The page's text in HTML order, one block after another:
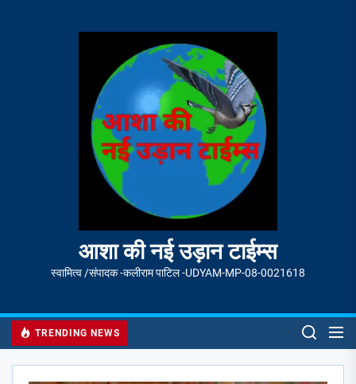
आशा की नई उड़ान टाईम्स
स्वामित्व /संपादक -कलीराम पाटिल -UDYAM-MP-08-0021618
TRENDING NEWS